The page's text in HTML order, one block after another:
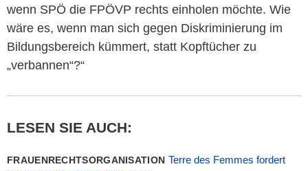
wenn SPÖ die FPÖVP rechts einholen möchte. Wie
wäre es, wenn man sich gegen Diskriminierung im
Bildungsbereich kümmert, statt Kopftücher zu
„verbannen“?“
LESEN SIE AUCH:
FRAUENRECHTSORGANISATION Terre des Femmes fordert